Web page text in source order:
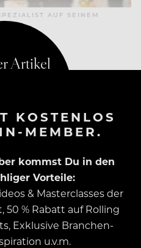
AUF SEINEM
KOSTENLOS
MEMBER.
kommst Du in den
Vorteile:
& Masterclasses der
50 % Rabatt auf Rolling
Exklusive Branchen-
u.v.m.